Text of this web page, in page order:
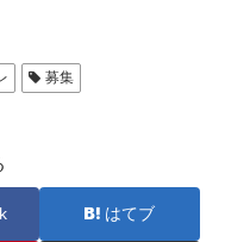
募集
はてブ